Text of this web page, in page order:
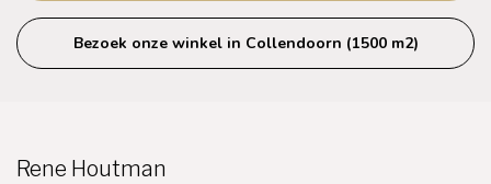
Bezoek onze winkel in Collendoorn (1500 m2)
Rene Houtman